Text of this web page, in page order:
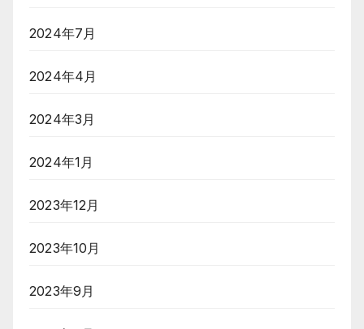
2024年7月
2024年4月
2024年3月
2024年1月
2023年12月
2023年10月
2023年9月